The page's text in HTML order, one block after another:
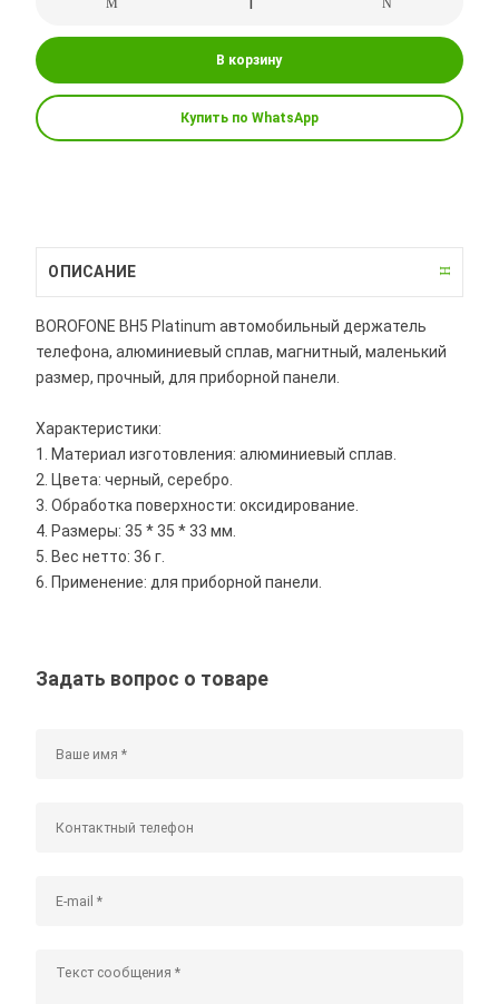
В корзину
Купить по WhatsApp
ОПИСАНИЕ
BOROFONE BH5 Platinum автомобильный держатель
телефона, алюминиевый сплав, магнитный, маленький
размер, прочный, для приборной панели.
Характеристики:
1. Материал изготовления: алюминиевый сплав.
2. Цвета: черный, серебро.
3. Обработка поверхности: оксидирование.
4. Размеры: 35 * 35 * 33 мм.
5. Вес нетто: 36 г.
6. Применение: для приборной панели.
Задать вопрос о товаре